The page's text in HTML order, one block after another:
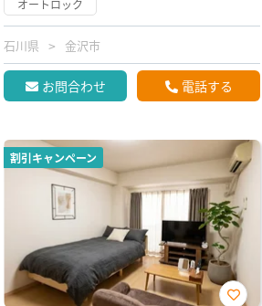
オートロック
石川県 金沢市
お問合わせ 電話する
割引キャンペーン